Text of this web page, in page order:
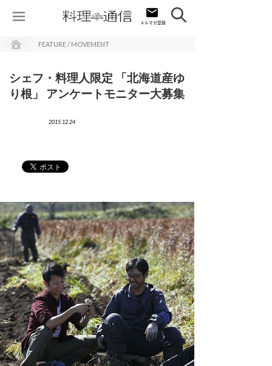
FEATURE / MOVEMENT
シェフ・料理人限定 「北海道産ゆ
り根」 アンケートモニター大募集
2015.12.24